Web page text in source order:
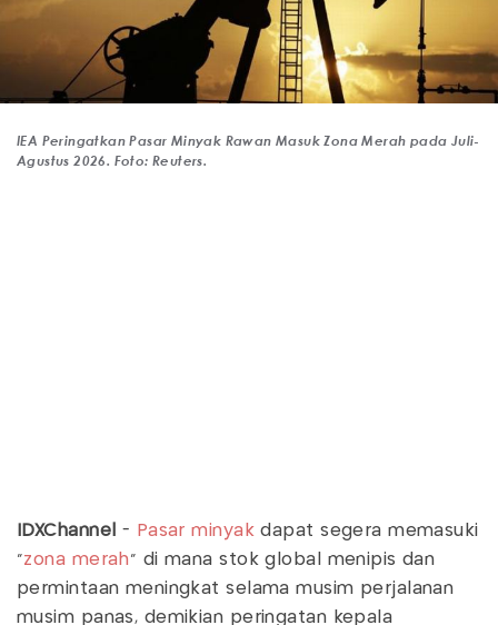
IEA Peringatkan Pasar Minyak Rawan Masuk Zona Merah pada Juli-
Agustus 2026. Foto: Reuters.
IDXChannel - Pasar minyak dapat segera memasuki
“zona merah ” di mana stok global menipis dan
permintaan meningkat selama musim perjalanan
musim panas, demikian peringatan kepala